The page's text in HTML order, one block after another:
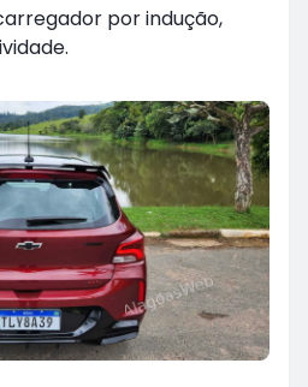
por indução,